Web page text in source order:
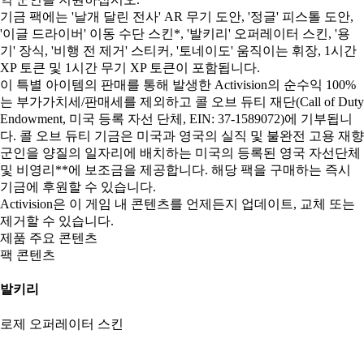
기금 팩에는 '날개 달린 전사' AR 무기 도안, '정글' 피스톨 도안,
'이글 드라이버' 이동 수단 스킨*, '발키리' 오퍼레이터 스킨, '용
기' 장식, '비행 전 제거' 스티커, '토네이도' 움직이는 휘장, 1시간
XP 토큰 및 1시간 무기 XP 토큰이 포함됩니다.
이 특별 아이템의 판매를 통해 발생한 Activision의 순수익 100%
는 부가가치세/판매세를 제외하고 콜 오브 듀티 재단(Call of Duty
Endowment, 미국 등록 자선 단체, EIN: 37-1589072)에 기부됩니
다. 콜 오브 듀티 기금은 미국과 영국의 실직 및 불완전 고용 재향
군인을 양질의 일자리에 배치하는 미국의 등록된 영국 자선단체
및 비영리**에 보조금을 제공합니다. 해당 팩을 구매하는 즉시
기금에 후원할 수 있습니다.
Activision은 이 게임 내 콘텐츠를 언제든지 업데이트, 교체 또는
제거할 수 있습니다.
제품 주요 콘텐츠
팩 콘텐츠
발키리
로제 오퍼레이터 스킨